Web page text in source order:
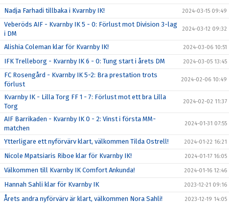
Nadja Farhadi tillbaka i Kvarnby IK!
2024-03-15 09:49
Veberöds AIF - Kvarnby IK 5 - 0: Förlust mot Division 3-lag
i DM
2024-03-12 09:32
Alishia Coleman klar för Kvarnby IK! 2024-03-06 10:51
IFK Trelleborg - Kvarnby IK 6 - 0: Tung start i årets DM 2024-03-05 13:45
FC Rosengård - Kvarnby IK 5-2: Bra prestation trots
förlust
2024-02-06 10:49
Kvarnby IK - Lilla Torg FF 1 - 7: Förlust mot ett bra Lilla
Torg
2024-02-02 11:37
AIF Barrikaden - Kvarnby IK 0 - 2: Vinst i första MM-
matchen
2024-01-31 07:55
Ytterligare ett nyförvärv klart, välkommen Tilda Ostrell! 2024-01-22 16:21
Nicole Mpatsiaris Riboe klar för Kvarnby IK! 2024-01-17 16:05
Välkommen till Kvarnby IK Comfort Ankunda! 2024-01-16 12:46
Hannah Sahli klar för Kvarnby IK 2023-12-21 09:16
Årets andra nyförvärv är klart, välkommen Nora Sahli! 2023-12-19 14:05